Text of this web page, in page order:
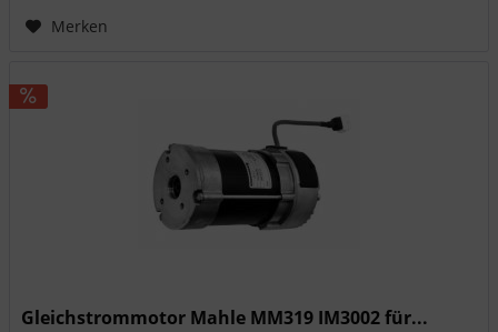
Merken
Gleichstrommotor Mahle MM319 IM3002 für...